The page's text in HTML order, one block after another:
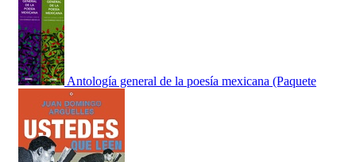
Antología general de la poesía mexicana (Paquete